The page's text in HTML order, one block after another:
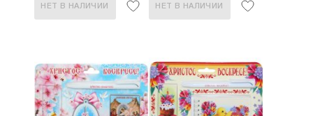
НЕТ В НАЛИЧИИ НЕТ В НАЛИЧИИ